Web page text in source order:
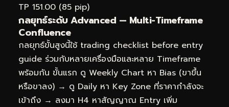
TP 151.00 (85 pip)
กลยุทธ์ระดับ Advanced — Multi-Timeframe
Confluence
กลยุทธ์ขั้นสูงนี้ใช้ trading checklist before entry
guide ร่วมกับหลายเครื่องมือและหลาย Timeframe
พร้อมกัน ขั้นแรก ดู Weekly Chart หา Bias (ขาขึ้น
หรือขาลง) → ดู Daily หา Key Zone ที่ราคากำลังจะ
เข้าถึง → ลงมา H4 หาสัญญาณ Entry เพิ่ม